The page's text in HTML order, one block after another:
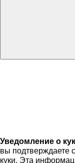
Уведомление о
вы подтверждаете
куки. Эта